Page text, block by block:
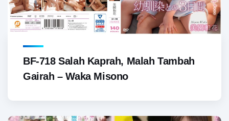
BF-718 Salah Kaprah, Malah Tambah
Gairah – Waka Misono